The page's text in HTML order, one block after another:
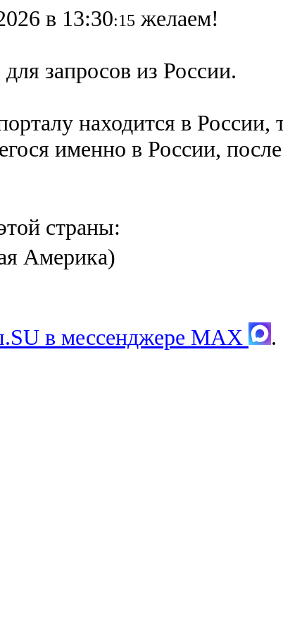
в 13:30:15 желаем!
запросов из России.
находится в России,
именно в России,
страны:
Америка)
в мессенджере MAX .